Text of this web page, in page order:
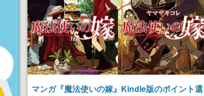
マンガ『魔法使いの嫁』Kindle版のポイント還